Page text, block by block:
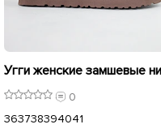
0
363738394041